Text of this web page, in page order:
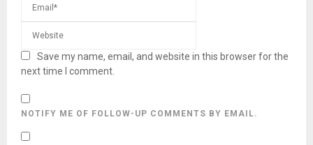
Save my name, email, and website in this browser for the
next time I comment.
NOTIFY ME OF FOLLOW-UP COMMENTS BY EMAIL.